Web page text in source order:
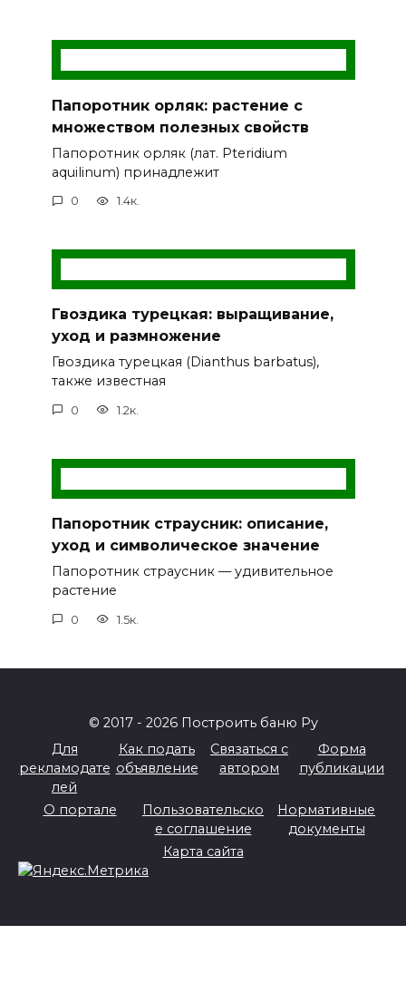
Папоротник орляк: растение с
множеством полезных свойств
Папоротник орляк (лат. Pteridium
aquilinum) принадлежит
0 1.4к.
Гвоздика турецкая: выращивание,
уход и размножение
Гвоздика турецкая (Dianthus barbatus),
также известная
0 1.2к.
Папоротник страусник: описание,
уход и символическое значение
Папоротник страусник — удивительное
растение
0 1.5к.
© 2017 - 2026 Построить баню Ру
Для
рекламодате
лей
Как подать
объявление
Связаться с
автором
Форма
публикации
О портале
Пользовательско
е соглашение
Нормативные
документы
Карта сайта